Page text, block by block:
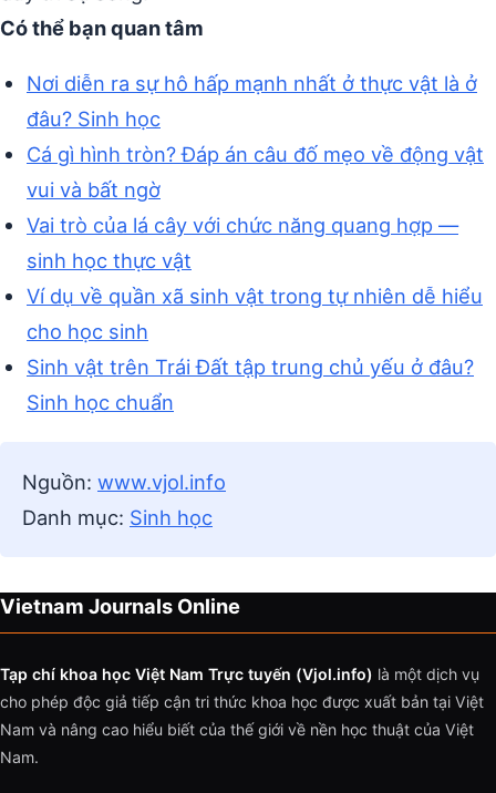
Có thể bạn quan tâm
Nơi diễn ra sự hô hấp mạnh nhất ở thực vật là ở
đâu? Sinh học
Cá gì hình tròn? Đáp án câu đố mẹo về động vật
vui và bất ngờ
Vai trò của lá cây với chức năng quang hợp —
sinh học thực vật
Ví dụ về quần xã sinh vật trong tự nhiên dễ hiểu
cho học sinh
Sinh vật trên Trái Đất tập trung chủ yếu ở đâu?
Sinh học chuẩn
Nguồn: www.vjol.info
Danh mục: Sinh học
Vietnam Journals Online
Tạp chí khoa học Việt Nam Trực tuyến (Vjol.info) là một dịch vụ
cho phép độc giả tiếp cận tri thức khoa học được xuất bản tại Việt
Nam và nâng cao hiểu biết của thế giới về nền học thuật của Việt
Nam.